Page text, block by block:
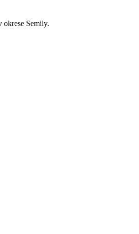
Semily.